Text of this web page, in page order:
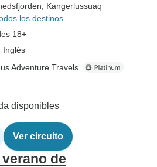
, Kangerlussuaq
los destinos
18+
Inglés
Adventure Travels
disponibles
Ver circuito
de